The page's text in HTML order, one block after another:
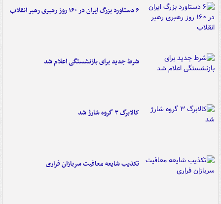
۶ دستاورد بزرگ ایران در ۱۶۰ روز رهبری رهبر انقلاب
شرط جدید برای بازنشستگی اعلام شد
کالابرگ ۳ گروه شارژ شد
تکذیب شایعه معافیت سربازان فراری